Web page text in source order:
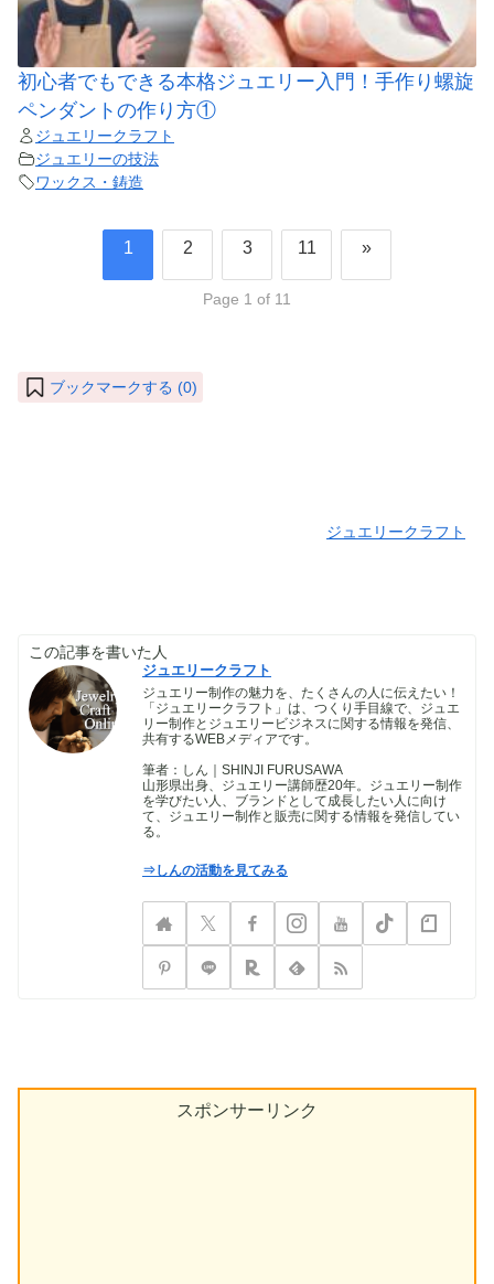
初心者でもできる本格ジュエリー入門！手作り螺旋
ペンダントの作り方①
ジュエリークラフト
ジュエリーの技法
ワックス・鋳造
1 2 3 11 »
Page 1 of 11
ブックマークする (0)
ジュエリークラフト
この記事を書いた人
ジュエリークラフト
ジュエリー制作の魅力を、たくさんの人に伝えたい！
「ジュエリークラフト」は、つくり手目線で、ジュエ
リー制作とジュエリービジネスに関する情報を発信、
共有するWEBメディアです。
筆者：しん｜SHINJI FURUSAWA
山形県出身、ジュエリー講師歴20年。ジュエリー制作
を学びたい人、ブランドとして成長したい人に向け
て、ジュエリー制作と販売に関する情報を発信してい
る。
⇒しんの活動を見てみる
スポンサーリンク